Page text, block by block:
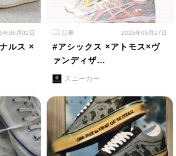
年06月02日
ルス ×
記事 2025年05月27日
#アシックス ×アトモス×ヴ
ァンディザ…
スニーカー